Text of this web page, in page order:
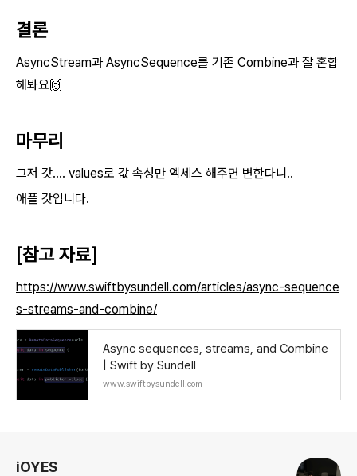
결론
AsyncStream과 AsyncSequence를 기존 Combine과 잘 혼합
해봐요🙌
마무리
그저 갓.... values로 값 속성만 엑세스 해주면 변한다니..
애플 갓입니다.
[참고 자료]
https://www.swiftbysundell.com/articles/async-sequence
s-streams-and-combine/
Async sequences, streams, and Combine
| Swift by Sundell
www.swiftbysundell.com
iOYES